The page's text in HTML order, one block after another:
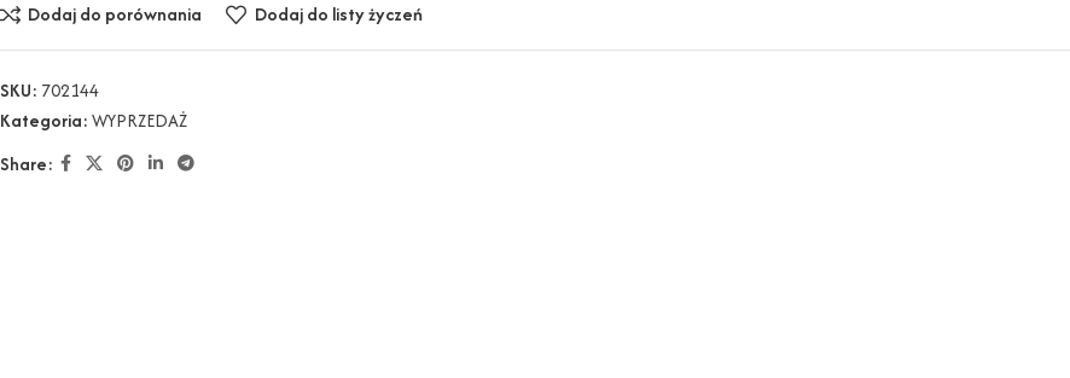
Dodaj do porównania Dodaj do listy życzeń
SKU: 702144
Kategoria:WYPRZEDAŻ
Share: